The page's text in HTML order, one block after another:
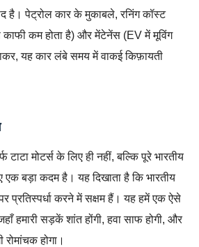
है। पेट्रोल कार के मुकाबले, रनिंग कॉस्ट
काफी कम होता है) और मेंटेनेंस (EV में मूविंग
यह कार लंबे समय में वाकई किफ़ायती
टाटा मोटर्स के लिए ही नहीं, बल्कि पूरे भारतीय
बड़ा कदम है। यह दिखाता है कि भारतीय
प्रतिस्पर्धा करने में सक्षम हैं। यह हमें एक ऐसे
हमारी सड़कें शांत होंगी, हवा साफ होगी, और
होगा।